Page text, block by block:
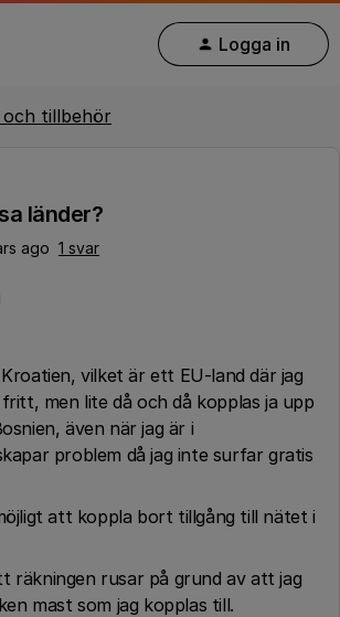
Logga in
tillbehör
länder?
ago 1 svar
vilket är ett EU-land där jag
men lite då och då kopplas ja upp
även när jag är i
problem då jag inte surfar gratis
att koppla bort tillgång till nätet i
räkningen rusar på grund av att jag
mast som jag kopplas till.